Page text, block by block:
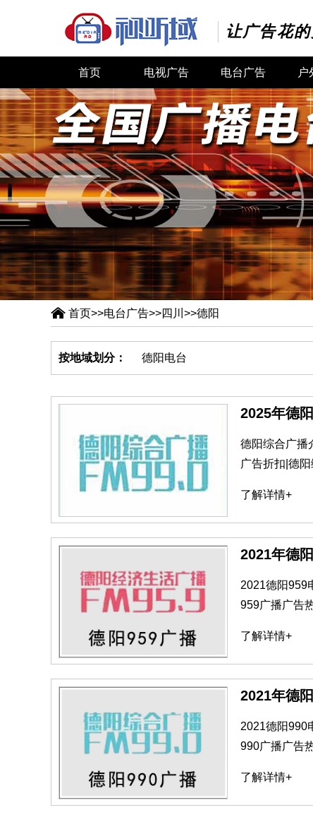
让广告花
首页 电视广告 电台广告 户
 首页>>电台广告>>四川 >>德阳
按地域划分： 德阳电台
2025年德
德阳综合广播
广告折扣|德
了解详情+
2021年德
2021德阳959
959广播广告
了解详情+
2021年德
2021德阳990
990广播广告
了解详情+